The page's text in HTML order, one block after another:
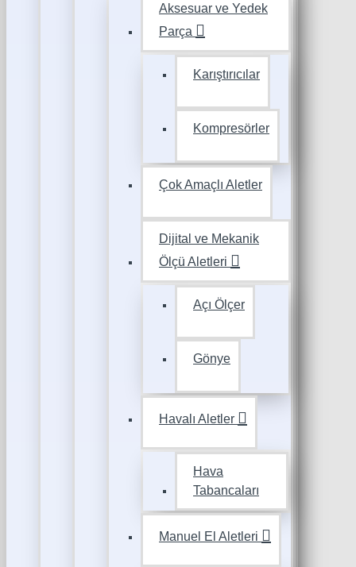
Aksesuar ve Yedek
Parça
Karıştırıcılar
Kompresörler
Çok Amaçlı Aletler
Dijital ve Mekanik
Ölçü Aletleri
Açı Ölçer
Gönye
Havalı Aletler
Hava
Tabancaları
Manuel El Aletleri